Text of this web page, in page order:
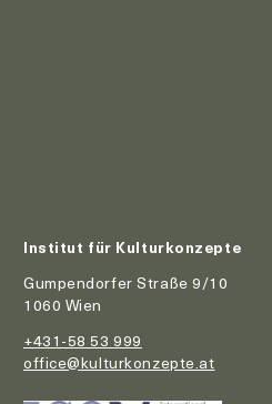
Institut für Kulturkonzepte
Gumpendorfer Straße 9/10
1060 Wien
+431-58 53 999
office@kulturkonzepte.at